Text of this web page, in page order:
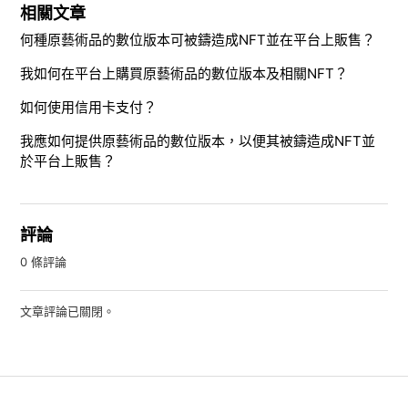
相關文章
何種原藝術品的數位版本可被鑄造成NFT並在平台上販售？
我如何在平台上購買原藝術品的數位版本及相關NFT？
如何使用信用卡支付？
我應如何提供原藝術品的數位版本，以便其被鑄造成NFT並
於平台上販售？
評論
0 條評論
文章評論已關閉。